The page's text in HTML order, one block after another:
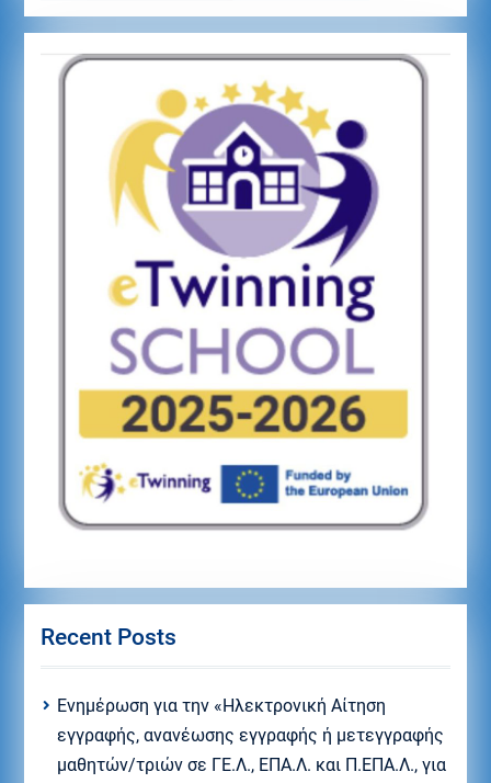
Recent Posts
Eνημέρωση για την «Ηλεκτρονική Αίτηση
εγγραφής, ανανέωσης εγγραφής ή μετεγγραφής
μαθητών/τριών σε ΓΕ.Λ., ΕΠΑ.Λ. και Π.ΕΠΑ.Λ., για